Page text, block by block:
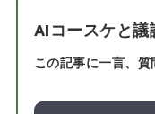
AIコースケと議
この記事に一言、